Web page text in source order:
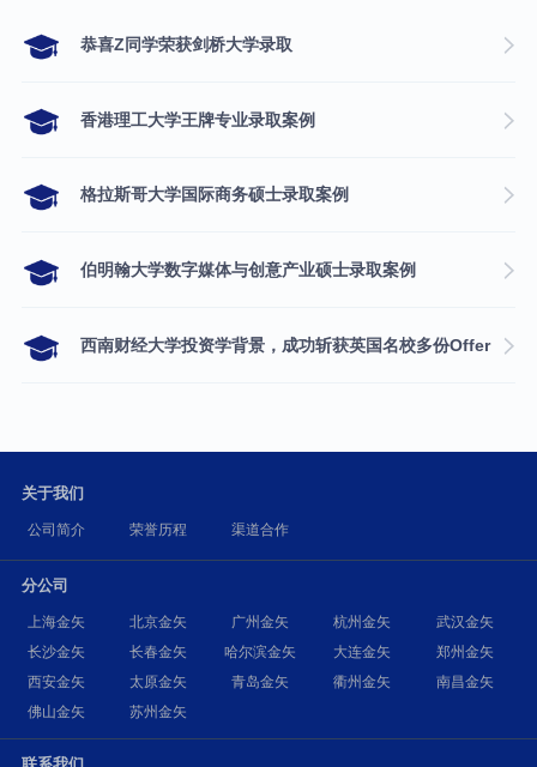
​恭喜Z同学荣获剑桥大学录取
香港理工大学王牌专业录取案例
格拉斯哥大学国际商务硕士录取案例
伯明翰大学数字媒体与创意产业硕士录取案例
西南财经大学投资学背景，成功斩获英国名校多份Offer
关于我们
公司简介 荣誉历程 渠道合作
分公司
上海金矢 北京金矢 广州金矢 杭州金矢
武汉金矢
长沙金矢
长春金矢 哈尔滨金矢 大连金矢
郑州金矢
西安金矢
太原金矢 青岛金矢 衢州金矢
南昌金矢
佛山金矢
苏州金矢